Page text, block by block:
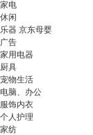
家电
休闲
乐器 京东母婴
广告
家用电器
厨具
宠物生活
电脑、办公
服饰内衣
个人护理
家纺